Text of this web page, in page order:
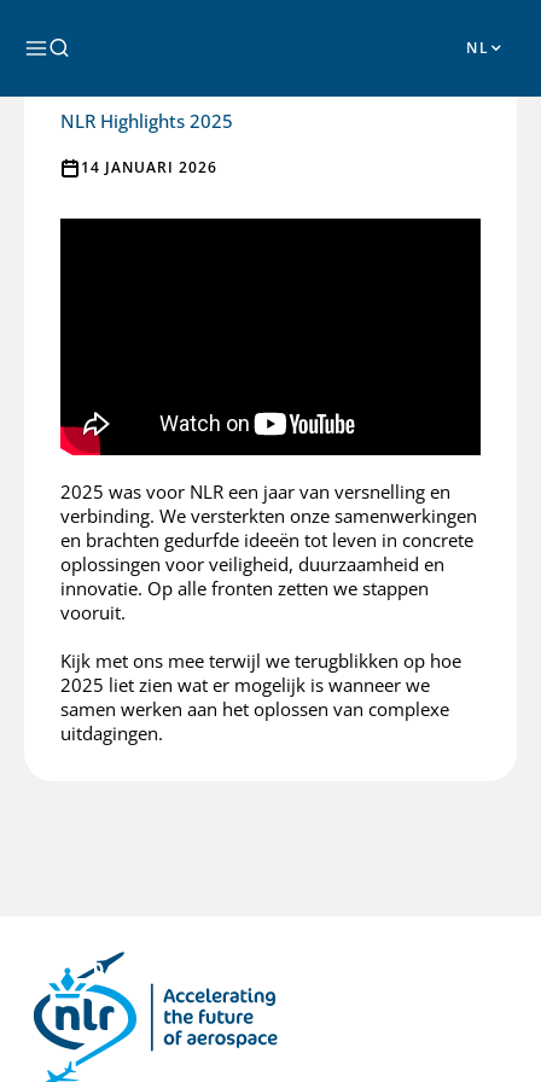
naar Zoeken
NLR CORPORATE
NLR Highlights 2025
14 JANUARI 2026
2025 was voor NLR een jaar van versnelling en
verbinding. We versterkten onze samenwerkingen
en brachten gedurfde ideeën tot leven in concrete
oplossingen voor veiligheid, duurzaamheid en
innovatie. Op alle fronten zetten we stappen
vooruit.
Kijk met ons mee terwijl we terugblikken op hoe
2025 liet zien wat er mogelijk is wanneer we
samen werken aan het oplossen van complexe
uitdagingen.